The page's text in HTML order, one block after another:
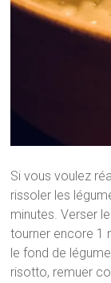
Si vous voulez
rissoler les
minutes. Verser
tourner encore 1
le fond de
risotto, remuer